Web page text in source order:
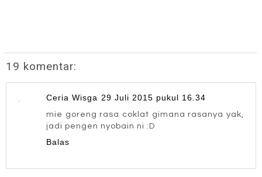
19 komentar:
Ceria Wisga 29 Juli 2015 pukul 16.34
mie goreng rasa coklat gimana rasanya yak,
jadi pengen nyobain ni :D
Balas